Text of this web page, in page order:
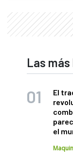
Las más
El
el